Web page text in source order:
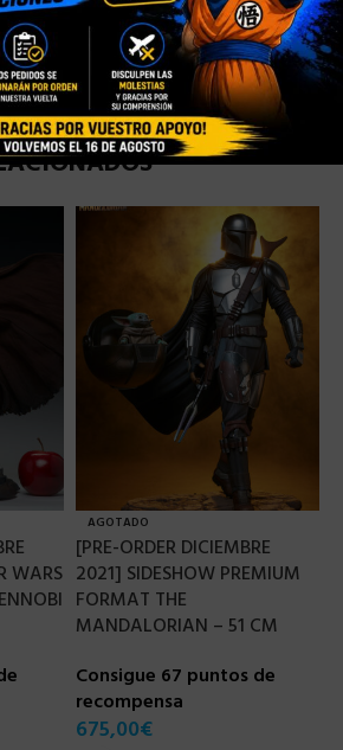
WARS
AGOTADO
[PRE-ORDER DICIEMBRE
2021] SIDESHOW PREMIUM
FORMAT THE
MANDALORIAN – 51 CM
Consigue 67 puntos de
recompensa
675,00€